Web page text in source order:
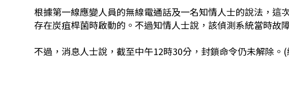
根據第一線應變人員的無線電通話及一名知情人士的說法，這
存在炭疽桿菌時啟動的。不過知情人士說，該偵測系統當時故
不過，消息人士說，截至中午12時30分，封鎖命令仍未解除。